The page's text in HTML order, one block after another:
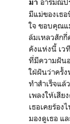
มา
มีแม่ของเธ
ใจ ขอบคุณแ
ล้มเหลวสัก
คังแห่งนี้ เ
ที่มีความฝัน
ใฝ่ฝันว่าครั้
ทำสำเร็จแล้
เพลงให้เสีย
เธอเคยร้อง
มองดูเธอ แ